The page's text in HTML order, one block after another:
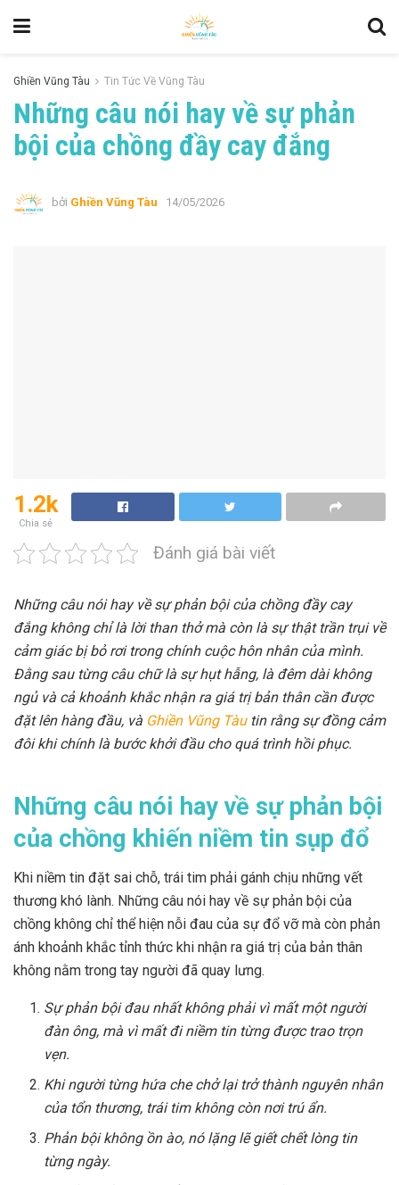
Ghiền Vũng Tàu Tin Tức Về Vũng Tàu
Những câu nói hay về sự phản
bội của chồng đầy cay đắng
bởi Ghiền Vũng Tàu 14/05/2026
1.2k
Chia sẻ
Đánh giá bài viết
Những câu nói hay về sự phản bội của chồng đầy cay
đắng không chỉ là lời than thở mà còn là sự thật trần trụi về
cảm giác bị bỏ rơi trong chính cuộc hôn nhân của mình.
Đằng sau từng câu chữ là sự hụt hẫng, là đêm dài không
ngủ và cả khoảnh khắc nhận ra giá trị bản thân cần được
đặt lên hàng đầu, và Ghiền Vũng Tàutin rằng sự đồng cảm
đôi khi chính là bước khởi đầu cho quá trình hồi phục.
Những câu nói hay về sự phản bội
của chồng khiến niềm tin sụp đổ
Khi niềm tin đặt sai chỗ, trái tim phải gánh chịu những vết
thương khó lành. Những câu nói hay về sự phản bội của
chồng không chỉ thể hiện nỗi đau của sự đổ vỡ mà còn phản
ánh khoảnh khắc tỉnh thức khi nhận ra giá trị của bản thân
không nằm trong tay người đã quay lưng.
Sự phản bội đau nhất không phải vì mất một người
đàn ông, mà vì mất đi niềm tin từng được trao trọn
vẹn.
Khi người từng hứa che chở lại trở thành nguyên nhân
của tổn thương, trái tim không còn nơi trú ẩn.
Phản bội không ồn ào, nó lặng lẽ giết chết lòng tin
từng ngày.